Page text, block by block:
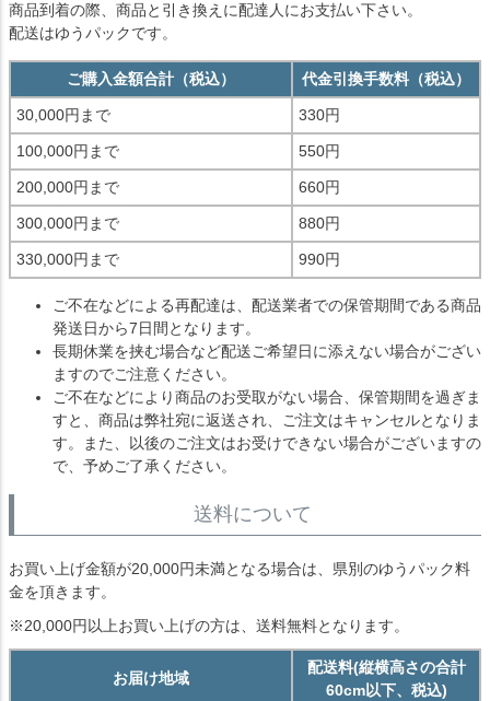
商品到着の際、商品と引き換えに配達人にお支払い下さい。
配送はゆうパックです。
ご購入金額合計（税込） 代金引換手数料（税込）
30,000円まで 330円
100,000円まで 550円
200,000円まで 660円
300,000円まで 880円
330,000円まで 990円
ご不在などによる再配達は、配送業者での保管期間である商品
発送日から7日間となります。
長期休業を挟む場合など配送ご希望日に添えない場合がござい
ますのでご注意ください。
ご不在などにより商品のお受取がない場合、保管期間を過ぎま
すと、商品は弊社宛に返送され、ご注文はキャンセルとなりま
す。また、以後のご注文はお受けできない場合がございますの
で、予めご了承ください。
送料について
お買い上げ金額が20,000円未満となる場合は、県別のゆうパック料
金を頂きます。
※20,000円以上お買い上げの方は、送料無料となります。
お届け地域
配送料(縦横高さの合計
60cm以下、税込)